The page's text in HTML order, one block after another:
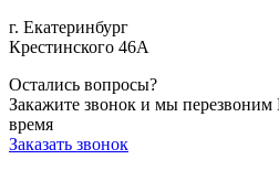
г. Екатеринбург
Крестинского 46А
Остались вопросы?
Закажите звонок и мы
время
Заказать звонок